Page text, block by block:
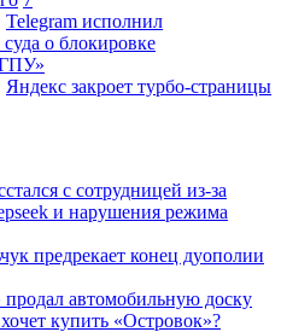
Telegram исполнил
о блокировке
Яндекс закроет турбо-страницы
с сотрудницей из-за
и нарушения режима
предрекает конец дуополии
автомобильную доску
купить «Островок»?